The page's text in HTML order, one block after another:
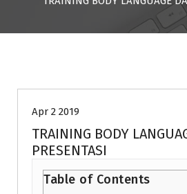
Apr 2 2019
TRAINING BODY
PRESENTASI
Table of Contents